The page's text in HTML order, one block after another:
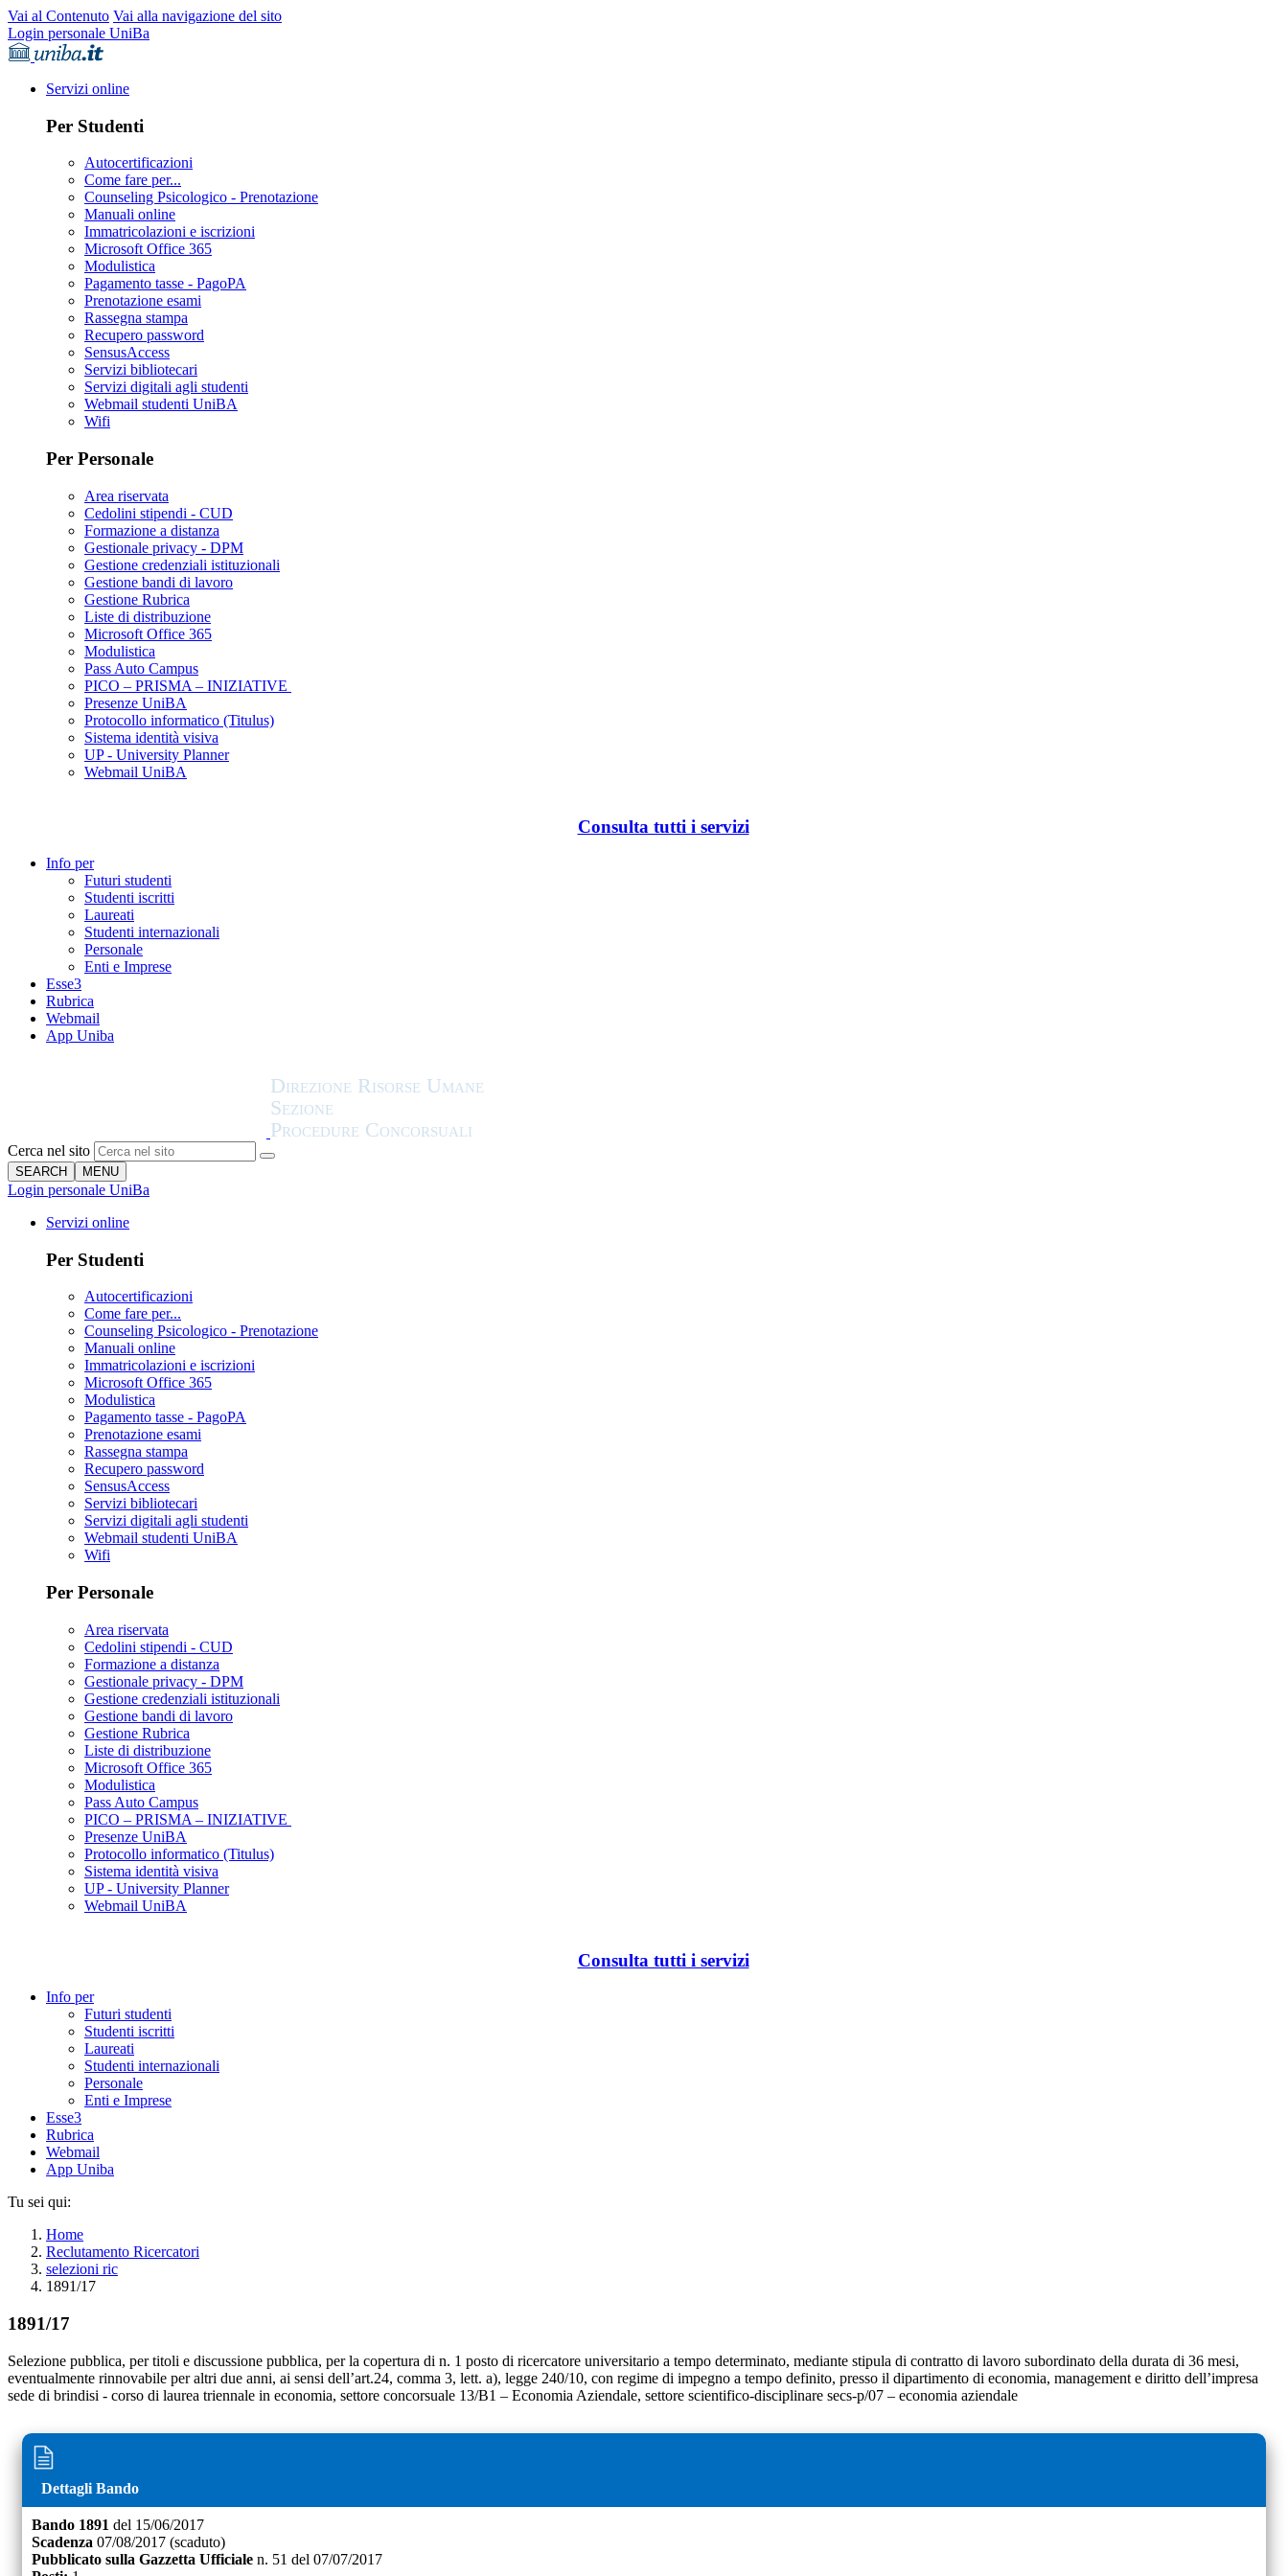
Vai al Contenuto Vai alla navigazione del sito
Login personale UniBa
Servizi online
Per Studenti
Autocertificazioni
Come fare per...
Counseling Psicologico - Prenotazione
Manuali online
Immatricolazioni e iscrizioni
Microsoft Office 365
Modulistica
Pagamento tasse - PagoPA
Prenotazione esami
Rassegna stampa
Recupero password
SensusAccess
Servizi bibliotecari
Servizi digitali agli studenti
Webmail studenti UniBA
Wifi
Per Personale
Area riservata
Cedolini stipendi - CUD
Formazione a distanza
Gestionale privacy - DPM
Gestione credenziali istituzionali
Gestione bandi di lavoro
Gestione Rubrica
Liste di distribuzione
Microsoft Office 365
Modulistica
Pass Auto Campus
PICO – PRISMA – INIZIATIVE
Presenze UniBA
Protocollo informatico (Titulus)
Sistema identità visiva
UP - University Planner
Webmail UniBA
Consulta tutti i servizi
Info per
Futuri studenti
Studenti iscritti
Laureati
Studenti internazionali
Personale
Enti e Imprese
Esse3
Rubrica
Webmail
App Uniba
Cerca nel sito
SEARCH MENU
Login personale UniBa
Servizi online
Per Studenti
Autocertificazioni
Come fare per...
Counseling Psicologico - Prenotazione
Manuali online
Immatricolazioni e iscrizioni
Microsoft Office 365
Modulistica
Pagamento tasse - PagoPA
Prenotazione esami
Rassegna stampa
Recupero password
SensusAccess
Servizi bibliotecari
Servizi digitali agli studenti
Webmail studenti UniBA
Wifi
Per Personale
Area riservata
Cedolini stipendi - CUD
Formazione a distanza
Gestionale privacy - DPM
Gestione credenziali istituzionali
Gestione bandi di lavoro
Gestione Rubrica
Liste di distribuzione
Microsoft Office 365
Modulistica
Pass Auto Campus
PICO – PRISMA – INIZIATIVE
Presenze UniBA
Protocollo informatico (Titulus)
Sistema identità visiva
UP - University Planner
Webmail UniBA
Consulta tutti i servizi
Info per
Futuri studenti
Studenti iscritti
Laureati
Studenti internazionali
Personale
Enti e Imprese
Esse3
Rubrica
Webmail
App Uniba
Tu sei qui:
Home
Reclutamento Ricercatori
selezioni ric
1891/17
1891/17
Selezione pubblica, per titoli e discussione pubblica, per la copertura di n. 1 posto di ricercatore universitario a tempo determinato, mediante stipula di contratto di lavoro subordinato della durata di 36 mesi,
eventualmente rinnovabile per altri due anni, ai sensi dell’art.24, comma 3, lett. a), legge 240/10, con regime di impegno a tempo definito, presso il dipartimento di economia, management e diritto dell’impresa
sede di brindisi - corso di laurea triennale in economia, settore concorsuale 13/B1 – Economia Aziendale, settore scientifico-disciplinare secs-p/07 – economia aziendale
Dettagli Bando
Bando 1891 del 15/06/2017
Scadenza 07/08/2017 (scaduto)
Pubblicato sulla Gazzetta Ufficiale n. 51 del 07/07/2017